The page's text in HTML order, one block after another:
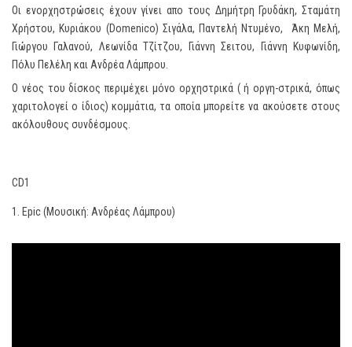
Οι ενορχηστρώσεις έχουν γίνει απο τους Δημήτρη Γρυδάκη, Σταμάτη
Χρήστου, Κυριάκου (Domenico) Σιγάλα, Παντελή Ντυμένο, Άκη Μελή,
Γιώργου Γαλανού, Λεωνίδα Τζίτζου, Γιάννη Σειτου, Γιάννη Κυφωνίδη,
Πόλυ Πελέλη και Ανδρέα Λάμπρου.
O νέος του δίσκος περιμέχει μόνο ορχηστρικά ( ή οργη-στρικά, όπως
χαριτολογεί ο ίδιος) κομμάτια, τα οποία μπορείτε να ακούσετε στους
ακόλουθους συνδέσμους.
CD1
1. Epic (Μουσική: Ανδρέας Λάμπρου)